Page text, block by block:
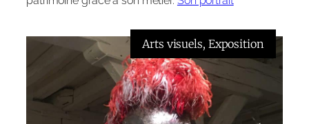
Arts visuels, Exposition